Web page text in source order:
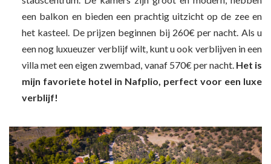
een balkon en bieden een prachtig uitzicht op de zee en
het kasteel. De prijzen beginnen bij 260€ per nacht. Als u
een nog luxueuzer verblijf wilt, kunt u ook verblijven in een
villa met een eigen zwembad, vanaf 570€ per nacht. Het is
mijn favoriete hotel in Nafplio, perfect voor een luxe
verblijf!